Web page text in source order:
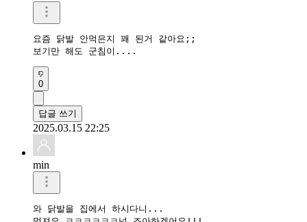
요즘 닭발 안먹은지 꽤 된거 같아요;;
보기만 해도 군침이....
0
답글 쓰기
2025.03.15 22:25
min
와 닭발을 집에서 하시다니...